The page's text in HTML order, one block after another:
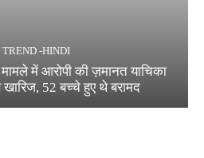
-HINDI
में आरोपी की ज़मानत याचिका
52 बच्चे हुए थे बरामद